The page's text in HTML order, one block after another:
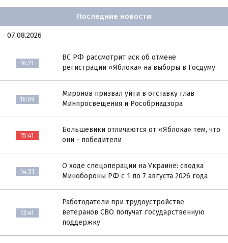
Последние новости
07.08.2026
16:21
ВС РФ рассмотрит иск об отмене
регистрации «Яблока» на выборы в Госдуму
16:09
Миронов призвал уйти в отставку глав
Минпросвещения и Рособрнадзора
15:41
Большевики отличаются от «Яблока» тем, что
они - победители
14:31
О ходе спецоперации на Украине: сводка
Минобороны РФ с 1 по 7 августа 2026 года
13:41
Работодатели при трудоустройстве
ветеранов СВО получат государственную
поддержку